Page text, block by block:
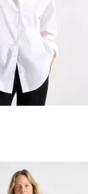
kr.